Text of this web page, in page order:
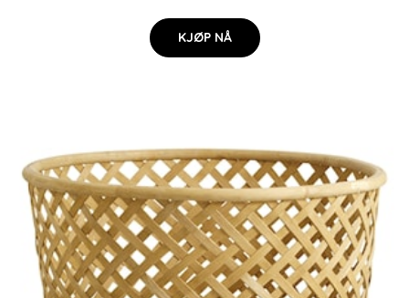
KJØP NÅ